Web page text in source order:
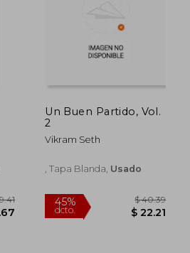
45%
Un Buen Partido, Vol.
2
Vikram Seth
, Tapa Blanda, Usado